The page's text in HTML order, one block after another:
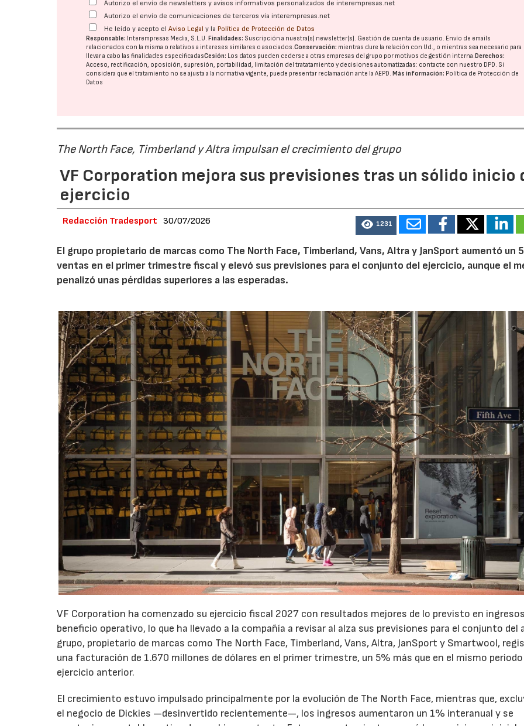
Autorizo el envío de newsletters y avisos informativos personalizados de interempresas.net
Autorizo el envío de comunicaciones de terceros vía interempresas.net
He leído y acepto elAviso Legal y la Política de Protección de Datos
Responsable: Interempresas Media, S.L.U. Finalidades: Suscripción a nuestra(s) newsletter(s). Gestión de cuenta de usuario. Envío de emails
relacionados con la misma o relativos a intereses similares o asociados.Conservación: mientras dure la relación con Ud., o mientras sea necesario para
llevar a cabo las finalidades especificadasCesión: Los datos pueden cederse a otras empresas del grupo por motivos de gestión interna. Derechos:
Acceso, rectificación, oposición, supresión, portabilidad, limitación del tratatamiento y decisiones automatizadas: contacte con nuestro DPD. Si
considera que el tratamiento no se ajusta a la normativa vigente, puede presentar reclamación ante laAEPD. Más información: Política de Protección de
Datos
The North Face, Timberland y Altra impulsan el crecimiento del grupo
VF Corporation mejora sus previsiones tras un sólido inicio
ejercicio
Redacción Tradesport 30/07/2026 1231
El grupo propietario de marcas como The North Face, Timberland, Vans, Altra y JanSport aumentó un
ventas en el primer trimestre fiscal y elevó sus previsiones para el conjunto del ejercicio, aunque el
penalizó unas pérdidas superiores a las esperadas.
VF Corporation ha comenzado su ejercicio fiscal 2027 con resultados mejores de lo previsto en
beneficio operativo, lo que ha llevado a la compañía a revisar al alza sus previsiones para el conjunto del
grupo, propietario de marcas como The North Face, Timberland, Vans, Altra, JanSport y Smartwool,
una facturación de 1.670 millones de dólares en el primer trimestre, un 5% más que en el mismo
ejercicio anterior.
El crecimiento estuvo impulsado principalmente por la evolución de The North Face, mientras que,
el negocio de Dickies —desinvertido recientemente—, los ingresos aumentaron un 1% interanual y se